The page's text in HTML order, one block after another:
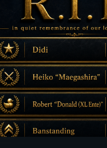
/ 12:48
Birthday Chickpea
/ 10:08
meine Lieben!
/ 00:34
gute chickpea